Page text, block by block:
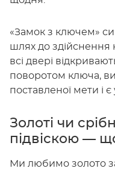
«Замок з ключем»
шлях до здійснення
всі двері
поворотом ключа,
поставленої мети і
Золоті чи
підвіскою —
Ми любимо золото за